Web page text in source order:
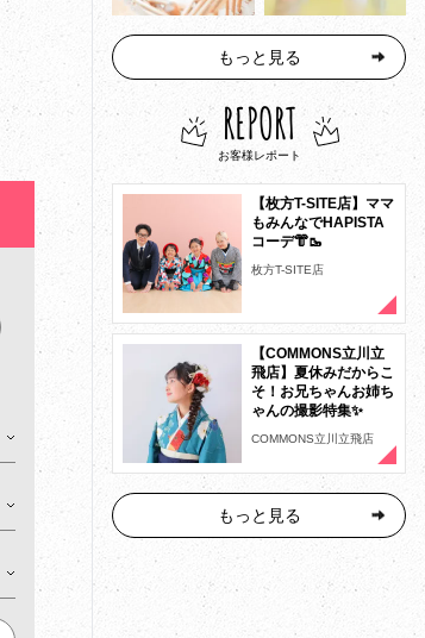
もっと見る
REPORT
お客様レポート
【枚方T-SITE店】ママ
もみんなでHAPISTA
コーデ👘🥾
枚方T-SITE店
【COMMONS立川立
飛店】夏休みだからこ
そ！お兄ちゃんお姉ち
ゃんの撮影特集✨
COMMONS立川立飛店
もっと見る